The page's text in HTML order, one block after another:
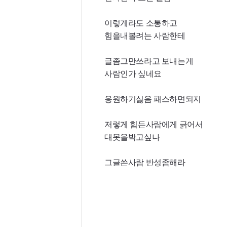
이렇게라도 소통하고
힘을내볼려는 사람한테
글좀그만쓰라고 보내는게
사람인가 싶네요
응원하기싫음 패스하면되지
저렇게 힘든사람에게 긁어서
대못을박고싶나
그글쓴사람 반성좀해라